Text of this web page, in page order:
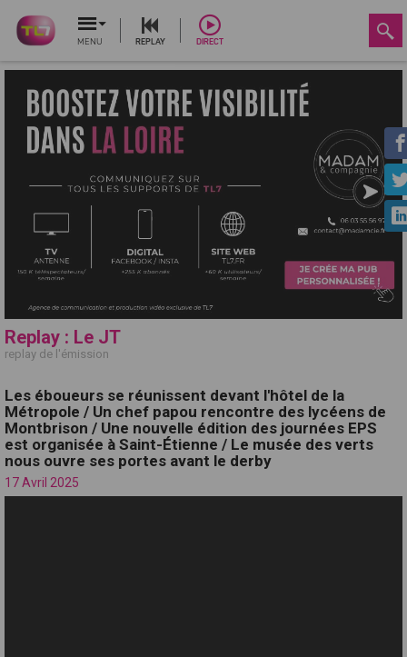
MENU REPLAY DIRECT
Replay : Le JT
replay de l'émission
Les éboueurs se réunissent devant l'hôtel de la
Métropole / Un chef papou rencontre des lycéens de
Montbrison / Une nouvelle édition des journées EPS
est organisée à Saint-Étienne / Le musée des verts
nous ouvre ses portes avant le derby
17 Avril 2025